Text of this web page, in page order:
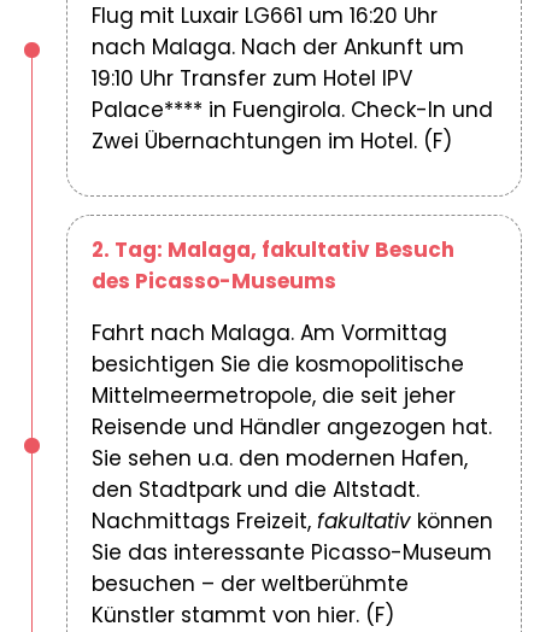
Flug mit Luxair LG661 um 16:20 Uhr
nach Malaga. Nach der Ankunft um
19:10 Uhr Transfer zum Hotel IPV
Palace**** in Fuengirola. Check-In und
Zwei Übernachtungen im Hotel. (F)
2. Tag: Malaga, fakultativ Besuch
des Picasso-Museums
Fahrt nach Malaga. Am Vormittag
besichtigen Sie die kosmopolitische
Mittelmeermetropole, die seit jeher
Reisende und Händler angezogen hat.
Sie sehen u.a. den modernen Hafen,
den Stadtpark und die Altstadt.
Nachmittags Freizeit, fakultativ können
Sie das interessante Picasso-Museum
besuchen – der weltberühmte
Künstler stammt von hier. (F)